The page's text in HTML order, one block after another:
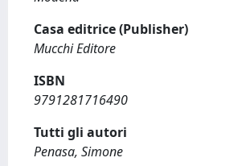
Casa editrice (Publisher)
Mucchi Editore
ISBN
9791281716490
Tutti gli autori
Penasa, Simone